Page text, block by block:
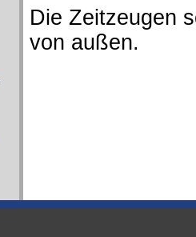
Die Zeitzeugen
von außen.